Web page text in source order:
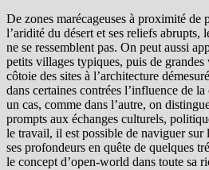
De zones marécageuses à proximité de
l’aridité du désert et ses reliefs abrupts,
ne se ressemblent pas. On peut aussi
petits villages typiques, puis de grandes
côtoie des sites à l’architecture
dans certaines contrées l’influence de
un cas, comme dans l’autre, on
prompts aux échanges culturels,
le travail, il est possible de naviguer
ses profondeurs en quête de quelques
le concept d’open-world dans toute sa